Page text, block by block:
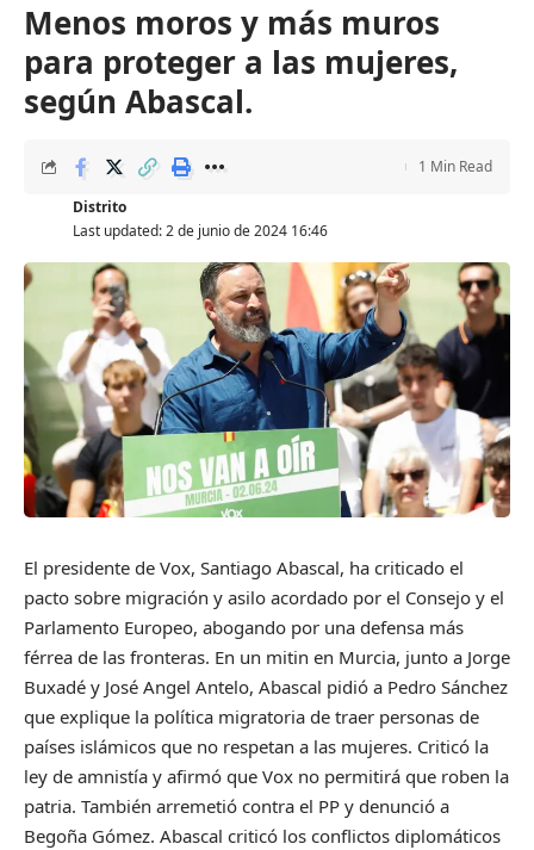
Menos moros y más muros
para proteger a las mujeres,
según Abascal.
Last updated: 2 de junio de 2024 16:46
Distrito
1 Min Read
El presidente de Vox, Santiago Abascal, ha criticado el
pacto sobre migración y asilo acordado por el Consejo y el
Parlamento Europeo, abogando por una defensa más
férrea de las fronteras. En un mitin en Murcia, junto a Jorge
Buxadé y José Angel Antelo, Abascal pidió a Pedro Sánchez
que explique la política migratoria de traer personas de
países islámicos que no respetan a las mujeres. Criticó la
ley de amnistía y afirmó que Vox no permitirá que roben la
patria. También arremetió contra el PP y denunció a
Begoña Gómez. Abascal criticó los conflictos diplomáticos